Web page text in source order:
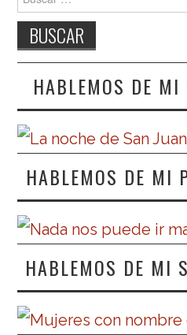
HABLEMOS DE
HABLEMOS DE MI
HABLEMOS DE MI